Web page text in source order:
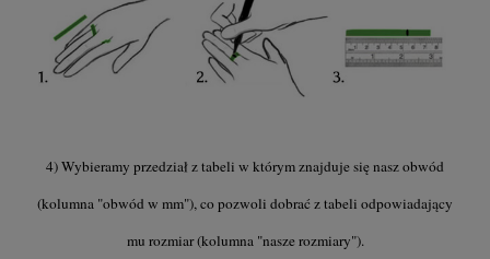
4) Wybieramy przedział z tabeli w którym znajduje się nasz obwód
(kolumna "obwód w mm"), co pozwoli dobrać z tabeli odpowiadający
mu rozmiar (kolumna "nasze rozmiary").